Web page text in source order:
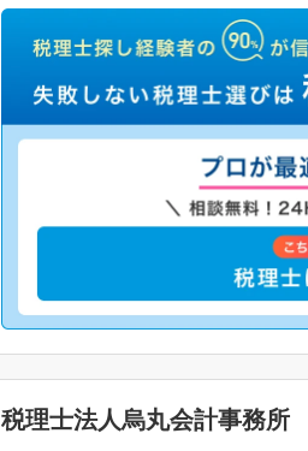
税理士法人烏丸会計事務所